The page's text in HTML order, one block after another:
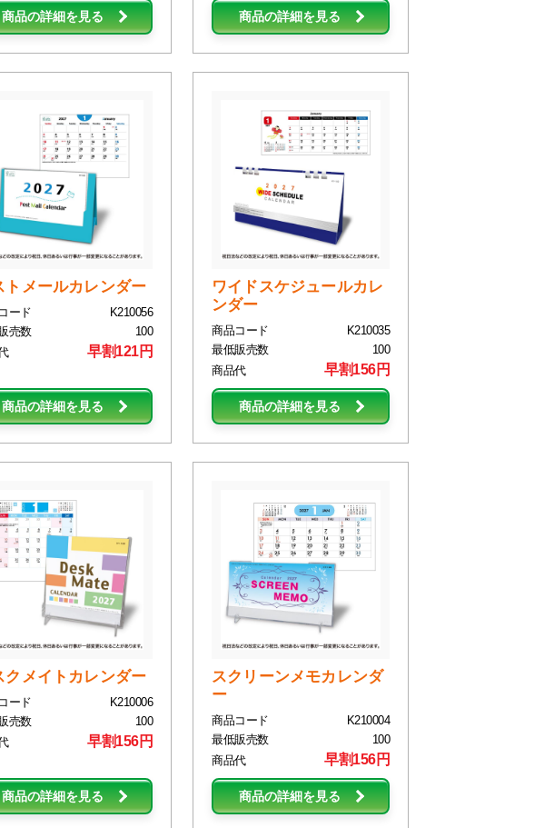
商品の詳細を見る 商品の詳細を見る
トメールカレンダー
ード
K210056
売数
100
早割121円
商品の詳細を見る
ワイドスケジュールカレ
ンダー
商品コード
K210035
最低販売数
100
商品代
早割156円
商品の詳細を見る
クメイトカレンダー
ード
K210006
売数
100
早割156円
商品の詳細を見る
スクリーンメモカレンダ
ー
商品コード
K210004
最低販売数
100
商品代
早割156円
商品の詳細を見る